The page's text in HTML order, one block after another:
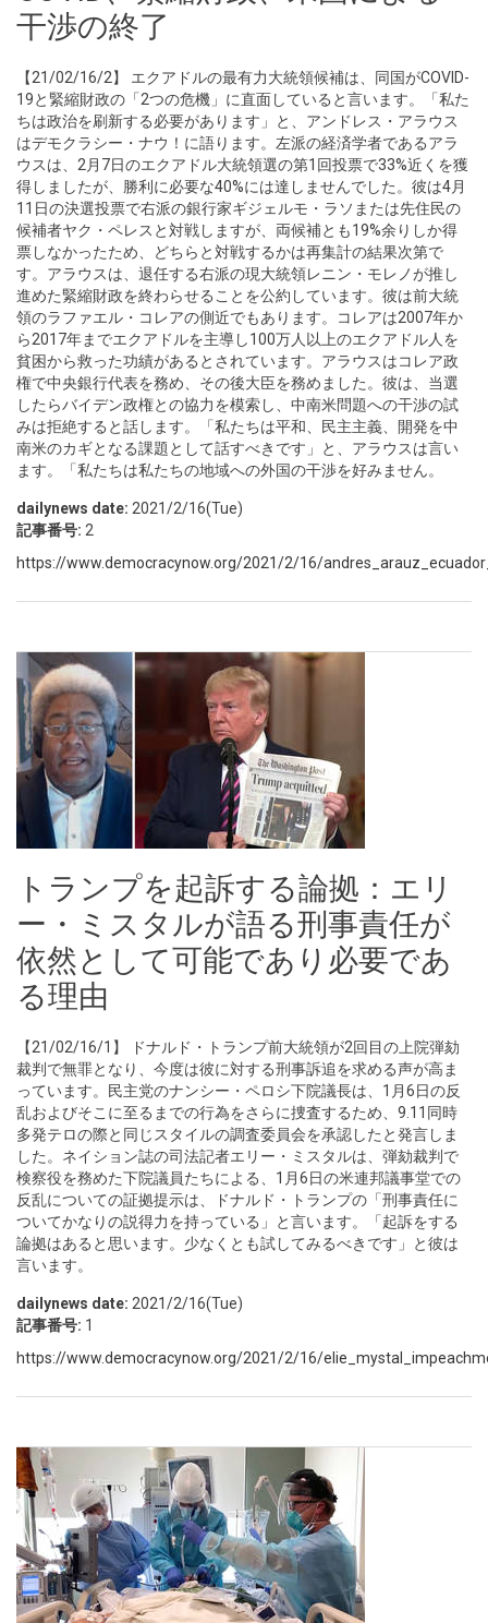
干渉の終了
【21/02/16/2】 エクアドルの最有力大統領候補は、同国がCOVID-
19と緊縮財政の「2つの危機」に直面していると言います。「私た
ちは政治を刷新する必要があります」と、アンドレス・アラウス
はデモクラシー・ナウ！に語ります。左派の経済学者であるアラ
ウスは、2月7日のエクアドル大統領選の第1回投票で33%近くを獲
得しましたが、勝利に必要な40%には達しませんでした。彼は4月
11日の決選投票で右派の銀行家ギジェルモ・ラソまたは先住民の
候補者ヤク・ペレスと対戦しますが、両候補とも19%余りしか得
票しなかったため、どちらと対戦するかは再集計の結果次第で
す。アラウスは、退任する右派の現大統領レニン・モレノが推し
進めた緊縮財政を終わらせることを公約しています。彼は前大統
領のラファエル・コレアの側近でもあります。コレアは2007年か
ら2017年までエクアドルを主導し100万人以上のエクアドル人を
貧困から救った功績があるとされています。アラウスはコレア政
権で中央銀行代表を務め、その後大臣を務めました。彼は、当選
したらバイデン政権との協力を模索し、中南米問題への干渉の試
みは拒絶すると話します。「私たちは平和、民主主義、開発を中
南米のカギとなる課題として話すべきです」と、アラウスは言い
ます。「私たちは私たちの地域への外国の干渉を好みません。
dailynews date: 2021/2/16(Tue)
記事番号: 2
https://www.democracynow.org/2021/2/16/
トランプを起訴する論拠：エリ
ー・ミスタルが語る刑事責任が
依然として可能であり必要であ
る理由
【21/02/16/1】 ドナルド・トランプ前大統領が2回目の上院弾劾
裁判で無罪となり、今度は彼に対する刑事訴追を求める声が高ま
っています。民主党のナンシー・ペロシ下院議長は、1月6日の反
乱およびそこに至るまでの行為をさらに捜査するため、9.11同時
多発テロの際と同じスタイルの調査委員会を承認したと発言しま
した。ネイション誌の司法記者エリー・ミスタルは、弾劾裁判で
検察役を務めた下院議員たちによる、1月6日の米連邦議事堂での
反乱についての証拠提示は、ドナルド・トランプの「刑事責任に
ついてかなりの説得力を持っている」と言います。「起訴をする
論拠はあると思います。少なくとも試してみるべきです」と彼は
言います。
dailynews date: 2021/2/16(Tue)
記事番号: 1
https://www.democracynow.org/2021/2/16/